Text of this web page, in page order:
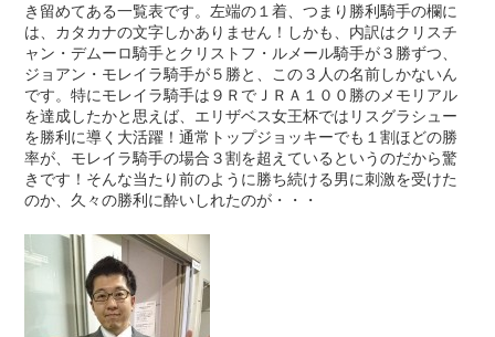
き留めてある一覧表です。左端の１着、つまり勝利騎手の欄に
は、カタカナの文字しかありません！しかも、内訳はクリスチ
ャン・デムーロ騎手とクリストフ・ルメール騎手が３勝ずつ、
ジョアン・モレイラ騎手が５勝と、この３人の名前しかないん
です。特にモレイラ騎手は９ＲでＪＲＡ１００勝のメモリアル
を達成したかと思えば、エリザベス女王杯ではリスグラシュー
を勝利に導く大活躍！通常トップジョッキーでも１割ほどの勝
率が、モレイラ騎手の場合３割を超えているというのだから驚
きです！そんな当たり前のように勝ち続ける男に刺激を受けた
のか、久々の勝利に酔いしれたのが・・・